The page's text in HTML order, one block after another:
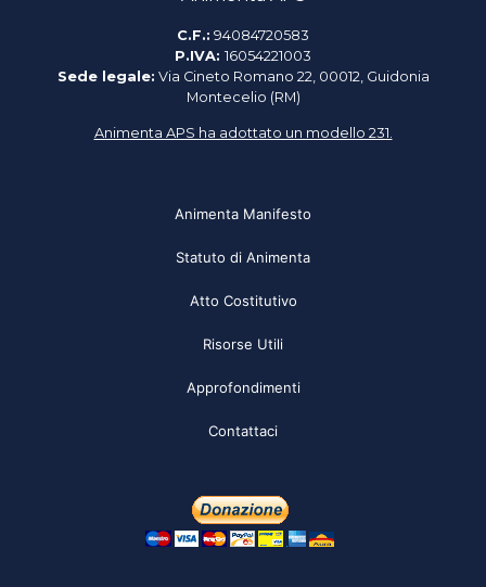
C.F.: 94084720583
P.IVA: 16054221003
Sede legale: Via Cineto Romano 22, 00012, Guidonia
Montecelio (RM)
Animenta APS ha adottato un modello 231.
Animenta Manifesto
Statuto di Animenta
Atto Costitutivo
Risorse Utili
Approfondimenti
Contattaci